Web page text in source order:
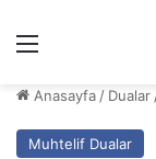
Anasayfa / Dualar
Muhtelif Dualar